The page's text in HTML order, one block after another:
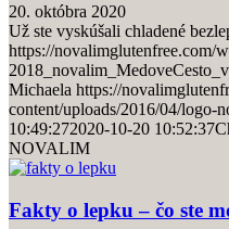
20. októbra 2020
Už ste vyskúšali chladené
https://novalimglutenfree.com/
Michaela https://
content/uploads/2016/04/logo-
10:49:272020-10-20 10:52:37
NOVALIM
Fakty o lepku – čo ste